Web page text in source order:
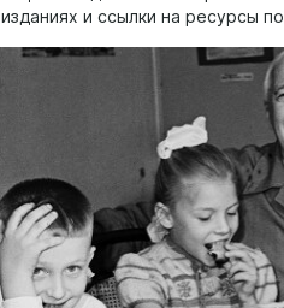
изданиях и ссылки на ресурсы